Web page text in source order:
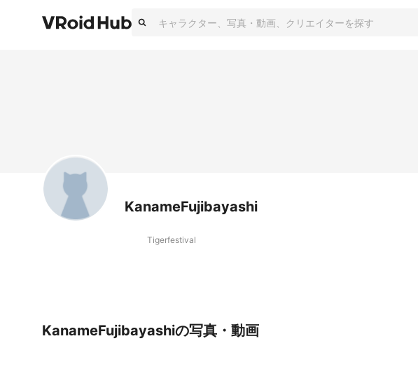
KanameFujibayashi
Tigerfestival
KanameFujibayashiの写真・動画